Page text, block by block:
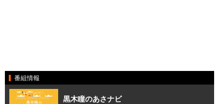
番組情報
黒木瞳のあさナビ